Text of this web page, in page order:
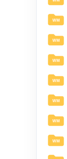
WM
WM
WM
WM
WM
WM
WM